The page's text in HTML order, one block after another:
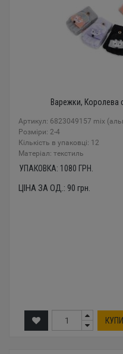
Варежки, Королева
Артикул: 6823049157 mix
Розміри: 2-4
Кількість в упаковці: 12
Mатеріал: текстиль
УПАКОВКА: 1080 ГРН.
ЦІНА ЗА ОД.: 90 грн.